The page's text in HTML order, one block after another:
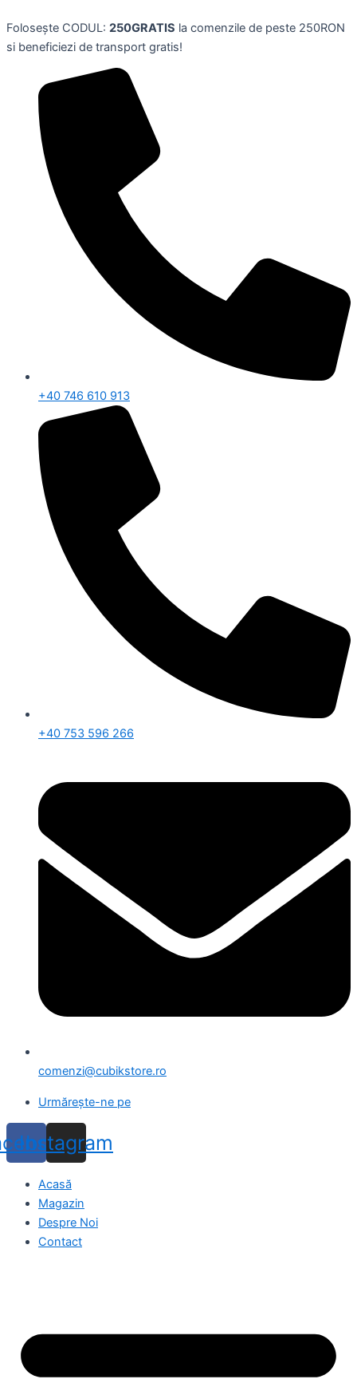
to
content
Folosește CODUL: 250GRATIS la comenzile de peste 250RON
si beneficiezi de transport gratis!
+40 746 610 913
+40 753 596 266
comenzi@cubikstore.ro
Urmărește-ne pe
Instagram
Acasă
Magazin
Despre Noi
Contact
de
usa,model
Om
Zapada,1
quantity